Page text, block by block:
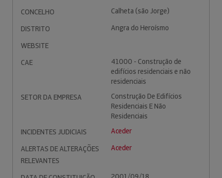
CONCELHO
Calheta (são Jorge)
DISTRITO
Angra do Heroísmo
WEBSITE
CAE
41000 - Construção de
edifícios residenciais e não
residenciais
SETOR DA EMPRESA
Construção De Edifícios
Residenciais E Não
Residenciais
INCIDENTES JUDICIAIS
Aceder
ALERTAS DE ALTERAÇÕES
RELEVANTES
Aceder